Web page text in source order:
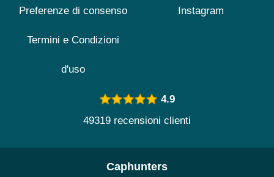
Preferenze di consenso
Termini e Condizioni
d'uso
Instagram
4.9
49319 recensioni clienti
Caphunters